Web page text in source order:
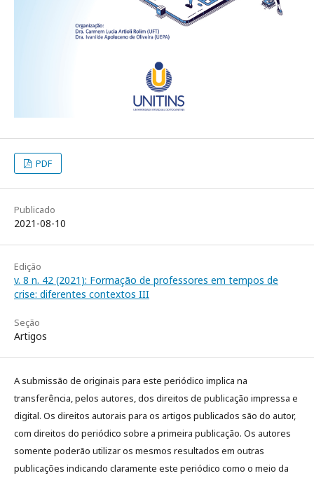
PDF
Publicado
2021-08-10
Edição
v. 8 n. 42 (2021): Formação de professores em tempos de
crise: diferentes contextos III
Seção
Artigos
A submissão de originais para este periódico implica na
transferência, pelos autores, dos direitos de publicação impressa e
digital. Os direitos autorais para os artigos publicados são do autor,
com direitos do periódico sobre a primeira publicação. Os autores
somente poderão utilizar os mesmos resultados em outras
publicações indicando claramente este periódico como o meio da